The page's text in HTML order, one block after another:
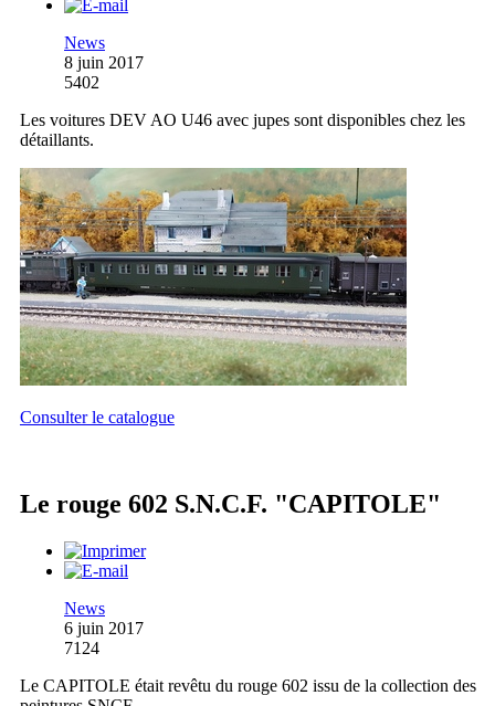
News
8 juin 2017
5402
Les voitures DEV AO U46 avec jupes sont disponibles chez les
détaillants.
Consulter le catalogue
Le rouge 602 S.N.C.F. "CAPITOLE"
News
6 juin 2017
7124
Le CAPITOLE était revêtu du rouge 602 issu de la collection des